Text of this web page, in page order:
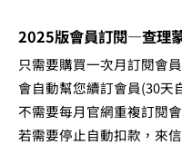
2025版會員訂閱—查理蒙
只需要購買一次月訂閱會員
會自動幫您續訂會員(30天
不需要每月官網重複訂閱
若需要停止自動扣款，來